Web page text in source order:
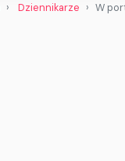
Dziennikarze W